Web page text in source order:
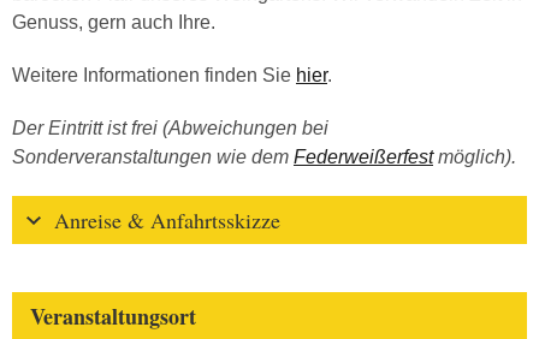
Genuss, gern auch Ihre.
Weitere Informationen finden Sie hier.
Der Eintritt ist frei (Abweichungen bei
Sonderveranstaltungen wie dem Federweißerfestmöglich).
Anreise & Anfahrtsskizze
Veranstaltungsort